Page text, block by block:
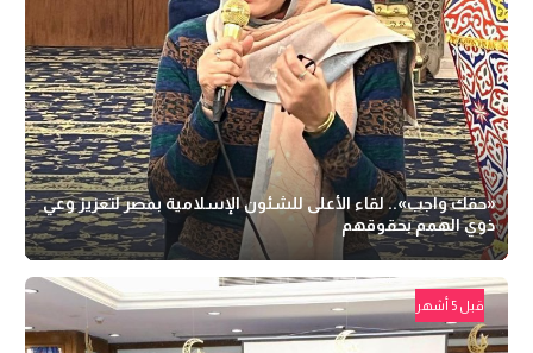
«حقك واجب».. لقاء الأعلى للشئون الإسلامية بمصر لتعزيز وعي
ذوي الهمم بحقوقهم
قبل 5 أشهر